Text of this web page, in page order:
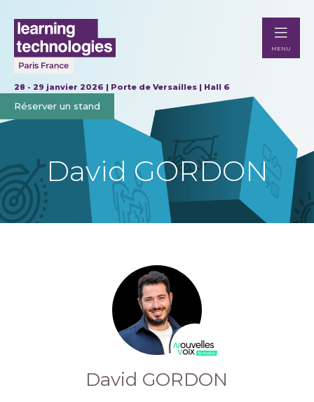
28 - 29 janvier 2026 | Porte de Versailles | Hall 6
Réserver un stand
MENU
David GORDON
David GORDON